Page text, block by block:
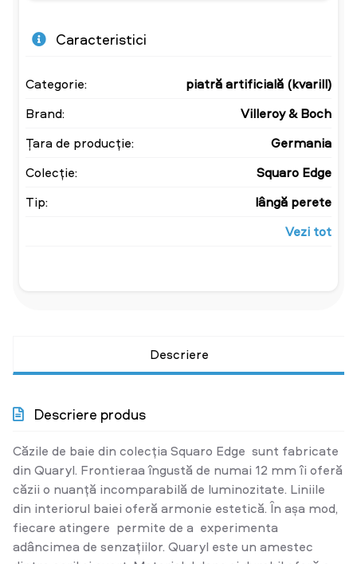
Caracteristici
Categorie:
piatră artificială (kvarill)
Brand:
Villeroy & Boch
Țara de producție:
Germania
Colecție:
Squaro Edge
Tip:
lângă perete
Vezi tot
Descriere
Descriere produs
Căzile de baie din colecția Squaro Edge sunt fabricate
din Quaryl. Frontieraa îngustă de numai 12 mm îi oferă
căzii o nuanță incomparabilă de luminozitate. Liniile
din interiorul baiei oferă armonie estetică. În așa mod,
fiecare atingere permite de a experimenta
adâncimea de senzațiilor. Quaryl este un amestec